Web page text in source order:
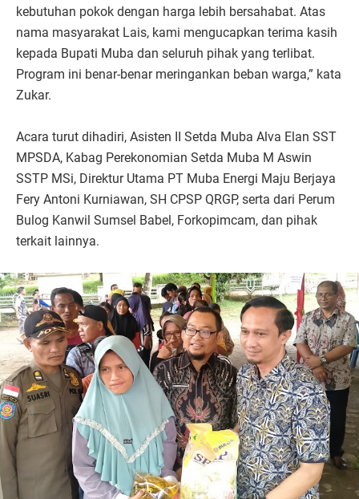
kebutuhan pokok dengan harga lebih bersahabat. Atas
nama masyarakat Lais, kami mengucapkan terima kasih
kepada Bupati Muba dan seluruh pihak yang terlibat.
Program ini benar-benar meringankan beban warga,” kata
Zukar.
Acara turut dihadiri, Asisten II Setda Muba Alva Elan SST
MPSDA, Kabag Perekonomian Setda Muba M Aswin
SSTP MSi, Direktur Utama PT Muba Energi Maju Berjaya
Fery Antoni Kurniawan, SH CPSP QRGP, serta dari Perum
Bulog Kanwil Sumsel Babel, Forkopimcam, dan pihak
terkait lainnya.